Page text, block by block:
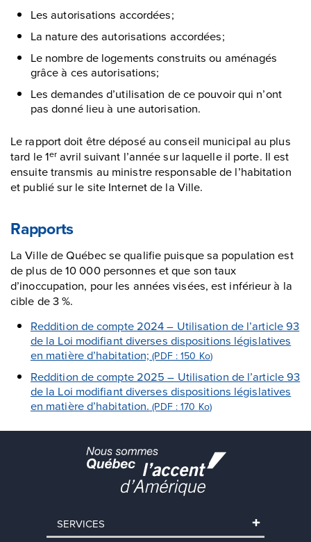
Les autorisations accordées;
La nature des autorisations accordées;
Le nombre de logements construits ou aménagés
grâce à ces autorisations;
Les demandes d’utilisation de ce pouvoir qui n’ont
pas donné lieu à une autorisation.
Le rapport doit être déposé au conseil municipal au plus
tard le 1er avril suivant l’année sur laquelle il porte. Il est
ensuite transmis au ministre responsable de l’habitation
et publié sur le site Internet de la Ville.
Rapports
La Ville de Québec se qualifie puisque sa population est
de plus de 10 000 personnes et que son taux
d’inoccupation, pour les années visées, est inférieur à la
cible de 3 %.
Reddition de compte 2024 – Utilisation de l’article 93
de la Loi modifiant diverses dispositions législatives
en matière d’habitation; (PDF : 150 Ko)
Reddition de compte 2025 – Utilisation de l’article 93
de la Loi modifiant diverses dispositions législatives
en matière d’habitation. (PDF : 170 Ko)
SERVICES